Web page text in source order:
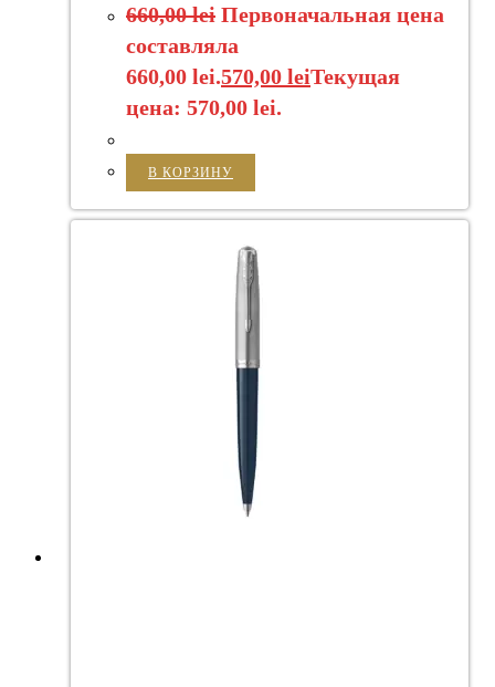
660,00lei Первоначальная цена
составляла
660,00 lei.570,00 leiТекущая
цена: 570,00 lei.
В КОРЗИНУ